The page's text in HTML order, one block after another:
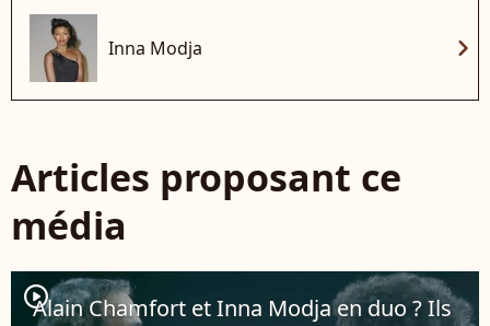
Inna Modja chevron_right
Articles proposant ce
média
player2
Alain Chamfort et Inna Modja en duo ? Ils